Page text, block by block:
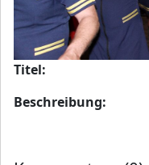
Titel:
Beschreibung: